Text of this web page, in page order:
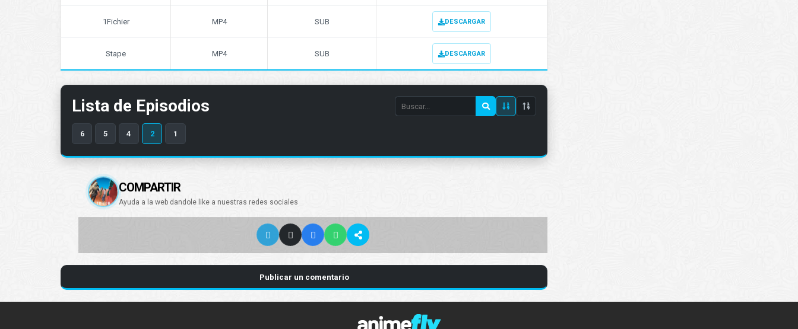
1Fichier MP4 SUB DESCARGAR
Stape MP4 SUB DESCARGAR
Lista de Episodios
Search
episode
6 5 4 2 1
COMPARTIR
Ayuda a la web dandole like a nuestras redes sociales
Publicar un comentario